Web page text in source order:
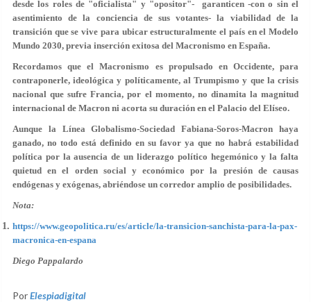
desde los roles de "oficialista" y "opositor"- garanticen -con o sin el
asentimiento de la conciencia de sus votantes- la viabilidad de la
transición que se vive para ubicar estructuralmente el país en el Modelo
Mundo 2030, previa inserción exitosa del Macronismo en España.
Recordamos que el Macronismo es propulsado en Occidente, para
contraponerle, ideológica y políticamente, al Trumpismo y que la crisis
nacional que sufre Francia, por el momento, no dinamita la magnitud
internacional de Macron ni acorta su duración en el Palacio del Elíseo.
Aunque la Línea Globalismo-Sociedad Fabiana-Soros-Macron haya
ganado, no todo está definido en su favor ya que no habrá estabilidad
política por la ausencia de un liderazgo político hegemónico y la falta
quietud en el orden social y económico por la presión de causas
endógenas y exógenas, abriéndose un corredor amplio de posibilidades.
Nota:
https://www.geopolitica.ru/es/article/la-transicion-sanchista-para-la-pax-
macronica-en-espana
Diego Pappalardo
PorElespiadigital